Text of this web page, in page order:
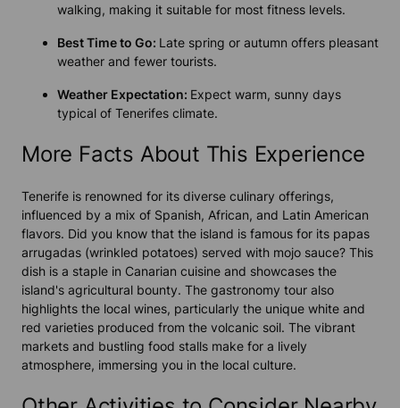
walking, making it suitable for most fitness levels.
Best Time to Go: Late spring or autumn offers pleasant
weather and fewer tourists.
Weather Expectation: Expect warm, sunny days
typical of Tenerifes climate.
More Facts About This Experience
Tenerife is renowned for its diverse culinary offerings,
influenced by a mix of Spanish, African, and Latin American
flavors. Did you know that the island is famous for its papas
arrugadas (wrinkled potatoes) served with mojo sauce? This
dish is a staple in Canarian cuisine and showcases the
island's agricultural bounty. The gastronomy tour also
highlights the local wines, particularly the unique white and
red varieties produced from the volcanic soil. The vibrant
markets and bustling food stalls make for a lively
atmosphere, immersing you in the local culture.